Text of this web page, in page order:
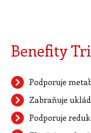
Benefity
Podporuje
Zabraňuje
Podporuje